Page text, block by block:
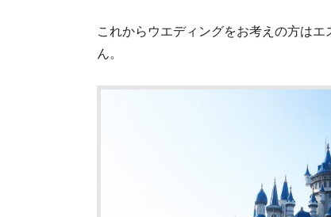
これからウエディングをお考えの方は
ん。